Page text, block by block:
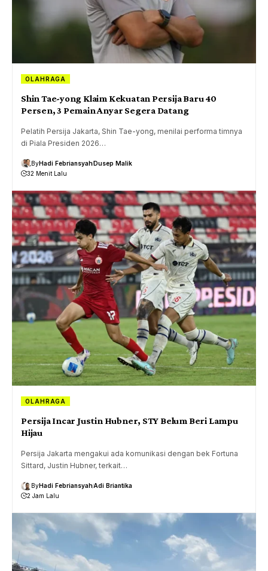
OLAHRAGA
Shin Tae-yong Klaim Kekuatan Persija Baru 40
Persen, 3 Pemain Anyar Segera Datang
Pelatih Persija Jakarta, Shin Tae-yong, menilai performa timnya
di Piala Presiden 2026…
ByHadi FebriansyahDusep Malik
32 Menit Lalu
OLAHRAGA
Persija Incar Justin Hubner, STY Belum Beri Lampu
Hijau
Persija Jakarta mengakui ada komunikasi dengan bek Fortuna
Sittard, Justin Hubner, terkait…
ByHadi FebriansyahAdi Briantika
2 Jam Lalu